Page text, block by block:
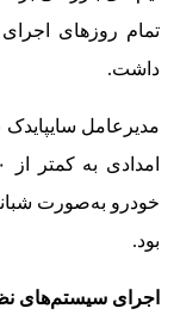
تمام روزهای
داشت.
مدیرعامل
خودرو به‌صورت
بود.
اجرای سیستم‌های